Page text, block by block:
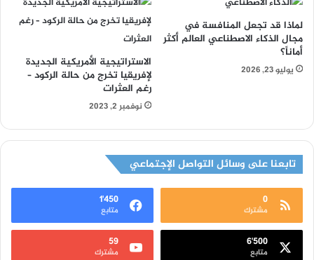
لماذا قد تجعل المنافسة في
مجال الذكاء الاصطناعي العالم أكثر
أماناً؟
يوليو 23, 2026
الاستراتيجية الأمريكية الجديدة
لإفريقيا تخرج من حالة الركود –
رغم العثرات
نوفمبر 2, 2023
تابعنا على وسائل التواصل الإجتماعي
0
مشترك
1٬450
متابع
6٬500
متابع
59
مشترك